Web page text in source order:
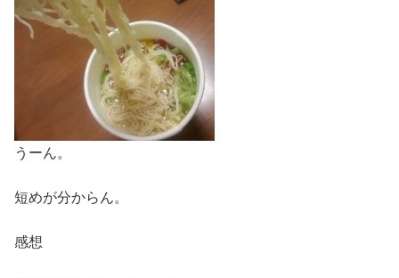
うーん。
短めが分からん。
感想